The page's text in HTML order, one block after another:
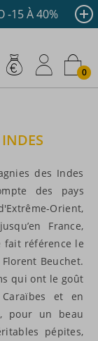
offerte dès
-15 À 40%
0
des Indes
des pays
Orient,
France,
Beuchet.
qui ont le goût
et en
pour un beau